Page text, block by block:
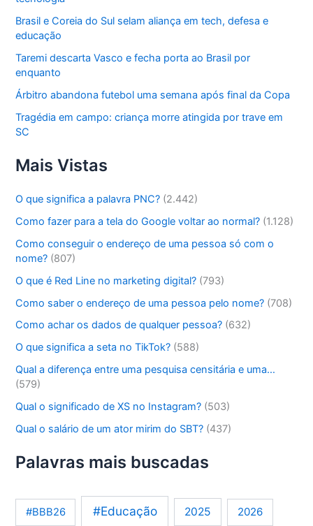
Brasil e Coreia do Sul selam aliança em tech, defesa e
educação
Taremi descarta Vasco e fecha porta ao Brasil por
enquanto
Árbitro abandona futebol uma semana após final da Copa
Tragédia em campo: criança morre atingida por trave em
SC
Mais Vistas
O que significa a palavra PNC? (2.442)
Como fazer para a tela do Google voltar ao normal? (1.128)
Como conseguir o endereço de uma pessoa só com o
nome? (807)
O que é Red Line no marketing digital? (793)
Como saber o endereço de uma pessoa pelo nome? (708)
Como achar os dados de qualquer pessoa? (632)
O que significa a seta no TikTok? (588)
Qual a diferença entre uma pesquisa censitária e uma…
(579)
Qual o significado de XS no Instagram? (503)
Qual o salário de um ator mirim do SBT? (437)
Palavras mais buscadas
#BBB26 #Educação 2025 2026